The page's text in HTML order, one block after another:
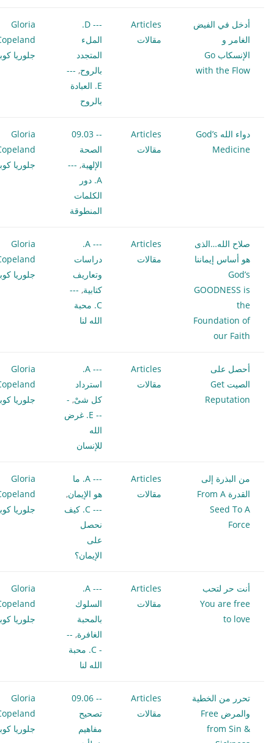
أدخل في الفيض
الغامر و
الإنسكاب Go
with the Flow
Articles
مقالات
--- D.
الملء
المتجدد
بالروح,
---
E. العبادة
بالروح
Gloria
جلوريا
دواء الله God’s
Medicine
Articles
مقالات
-- 09.03
الصحة
الإلهية,
---
A. دور
الكلمات
المنطوقة
Gloria
جلوريا
صلاح الله…الذى
هو أساس إيماننا
God’s
GOODNESS is
the
Foundation of
our Faith
Articles
مقالات
--- A.
دراسات
وتعاريف
كتابية,
---
C. محبة
الله لنا
Gloria
جلوريا
أحصل على
الصيت Get
Reputation
Articles
مقالات
--- A.
استرداد
كل شىْ,
-
-- E. غرض
الله
للإنسان
Gloria
جلوريا
من البذرة إلى
القدرة From A
Seed To A
Force
Articles
مقالات
--- A. ما
هو الإيمان,
--- C. كيف
نحصل
على
الإيمان؟
Gloria
جلوريا
أنت حر لتحب
You are free
to love
Articles
مقالات
--- A.
السلوك
بالمحبة
الغافرة,
--
- C. محبة
الله لنا
Gloria
جلوريا
تحرر من الخطية
والمرض Free
from Sin &
Articles
مقالات
-- 09.06
تصحيح
مفاهيم
Gloria
جلوريا